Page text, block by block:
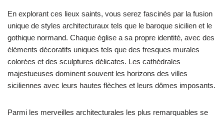
En explorant ces lieux saints, vous serez fascinés par la fusion
unique de styles architecturaux tels que le baroque sicilien et le
gothique normand. Chaque église a sa propre identité, avec des
éléments décoratifs uniques tels que des fresques murales
colorées et des sculptures délicates. Les cathédrales
majestueuses dominent souvent les horizons des villes
siciliennes avec leurs hautes flèches et leurs dômes imposants.
Parmi les merveilles architecturales les plus remarquables se